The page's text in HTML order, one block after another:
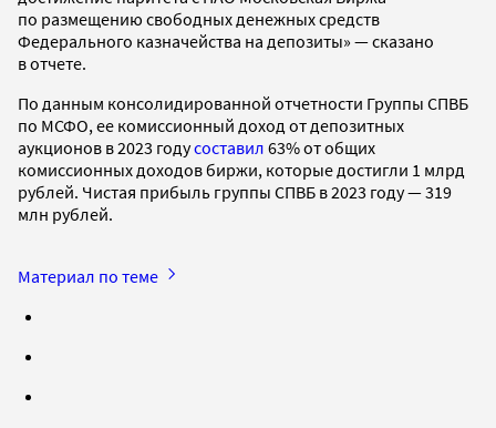
по размещению свободных денежных средств
Федерального казначейства на депозиты» — сказано
в отчете.
По данным консолидированной отчетности Группы СПВБ
по МСФО, ее комиссионный доход от депозитных
аукционов в 2023 годусоставил 63% от общих
комиссионных доходов биржи, которые достигли 1 млрд
рублей. Чистая прибыль группы СПВБ в 2023 году — 319
млн рублей.
Материал по теме